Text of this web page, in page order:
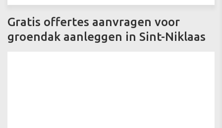
Gratis offertes aanvragen voor
groendak aanleggen in Sint-Niklaas